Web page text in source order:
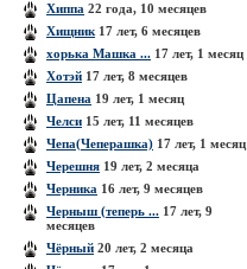
Хиппа 22 года, 10 месяцев
Хищник 17 лет, 6 месяцев
хорька Машка ... 17 лет, 1 месяц
Хотэй 17 лет, 8 месяцев
Цапена 19 лет, 1 месяц
Челси 15 лет, 11 месяцев
Чепа(Чеперашка) 17 лет, 1 месяц
Черешня 19 лет, 2 месяца
Черника 16 лет, 9 месяцев
Черныш (теперь ... 17 лет, 9
месяцев
Чёрный 20 лет, 2 месяца